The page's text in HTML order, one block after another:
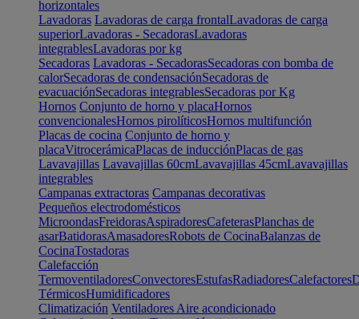
horizontales
Lavadoras Lavadoras de carga frontalLavadoras de carga
superiorLavadoras - SecadorasLavadoras
integrablesLavadoras por kg
Secadoras Lavadoras - SecadorasSecadoras con bomba de
calorSecadoras de condensaciónSecadoras de
evacuaciónSecadoras integrablesSecadoras por Kg
Hornos Conjunto de horno y placaHornos
convencionalesHornos pirolíticosHornos multifunción
Placas de cocina Conjunto de horno y
placaVitrocerámicaPlacas de inducciónPlacas de gas
Lavavajillas Lavavajillas 60cmLavavajillas 45cmLavavajillas
integrables
Campanas extractoras Campanas decorativas
Pequeños electrodomésticos
MicroondasFreidorasAspiradoresCafeterasPlanchas de
asarBatidorasAmasadoresRobots de CocinaBalanzas de
CocinaTostadoras
Calefacción
TermoventiladoresConvectoresEstufasRadiadoresCalefactores
TérmicosHumidificadores
Climatización Ventiladores Aire acondicionado